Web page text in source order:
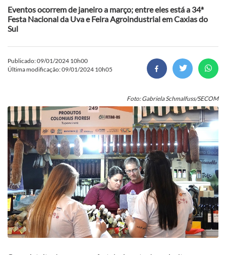
Eventos ocorrem de janeiro a março; entre eles está a 34ª
Festa Nacional da Uva e Feira Agroindustrial em Caxias do
Sul
Publicado: 09/01/2024 10h00
Última modificação: 09/01/2024 10h05
Foto: Gabriela Schmalfuss/SECOM